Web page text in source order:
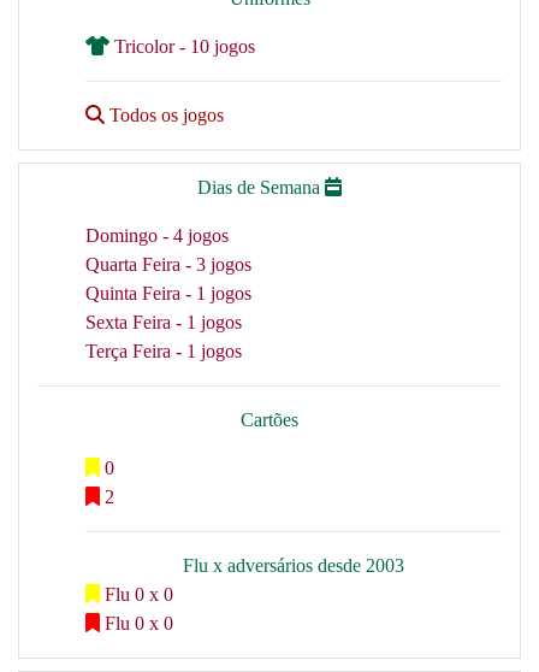
Tricolor - 10 jogos
Todos os jogos
Dias de Semana
Domingo - 4 jogos
Quarta Feira - 3 jogos
Quinta Feira - 1 jogos
Sexta Feira - 1 jogos
Terça Feira - 1 jogos
Cartões
0
2
Flu x adversários desde 2003
Flu 0 x 0
Flu 0 x 0